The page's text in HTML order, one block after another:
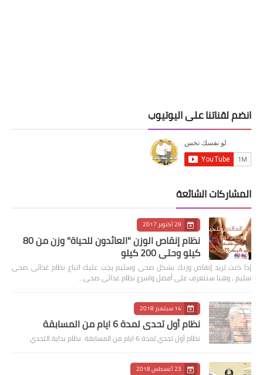
انضم لقناتنا على اليوتيوب
المشاركات الشائعة
29 أكتوبر 2017
نظام إنقاص الوزن "العائدون للحياة" وزن من 80
كيلو وحتى 200 كيلو
إذا كنت تريد إنقاص وزنك بشكل صحى وسليم يجب عليك اتباع نظام غذائى صحى
سليم , وهنا سنتعرف على أفضل واسرع نظام غذائى صحى…
14 سبتمبر 2018
نظام أول تحدي لمدة 6 ايام من المسابقة
نظام أول تحدي لمدة 6 ايام من المسابقة نظام بداية التحدي
23 أغسطس 2018